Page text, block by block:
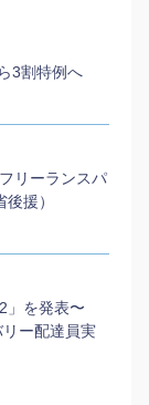
3割特例へ
リーランスパ
援）
」を発表〜
リー配達員実